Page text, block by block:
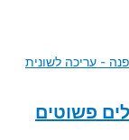
פשוטים